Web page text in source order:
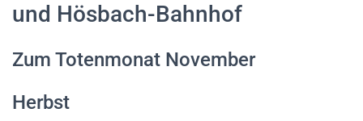
und Hösbach-Bahnhof
Zum Totenmonat November
Herbst